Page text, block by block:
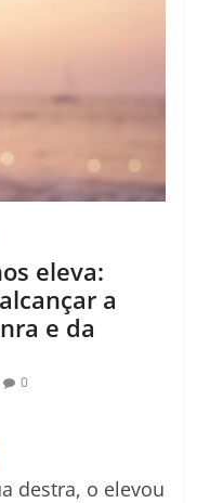
eleva:
a
e da
0
destra, o elevou